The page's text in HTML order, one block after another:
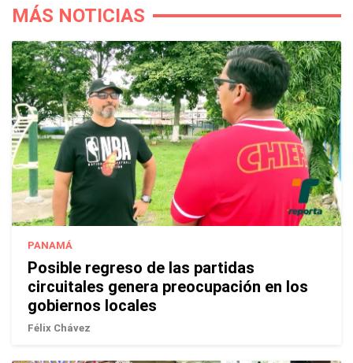
MÁS NOTICIAS
PANAMÁ
Posible regreso de las partidas
circuitales genera preocupación en los
gobiernos locales
Félix Chávez